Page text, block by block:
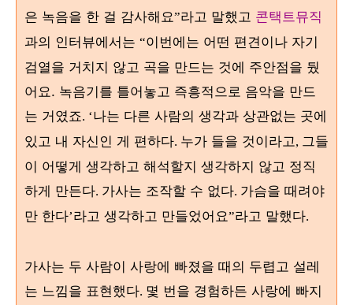
은 녹음을 한 걸 감사해요”라고 말했고 콘택트뮤직
과의 인터뷰에서는 “이번에는 어떤 편견이나 자기
검열을 거치지 않고 곡을 만드는 것에 주안점을 뒀
어요. 녹음기를 틀어놓고 즉흥적으로 음악을 만드
는 거였죠. ‘나는 다른 사람의 생각과 상관없는 곳에
있고 내 자신인 게 편하다. 누가 들을 것이라고, 그들
이 어떻게 생각하고 해석할지 생각하지 않고 정직
하게 만든다. 가사는 조작할 수 없다. 가슴을 때려야
만 한다’라고 생각하고 만들었어요”라고 말했다.
가사는 두 사람이 사랑에 빠졌을 때의 두렵고 설레
는 느낌을 표현했다. 몇 번을 경험하든 사랑에 빠지